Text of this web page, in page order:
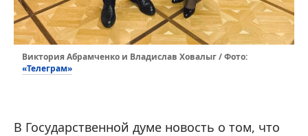
Виктория Абрамченко и Владислав Ховалыг / Фото:
«Телеграм»
В Государственной думе новость о том, что